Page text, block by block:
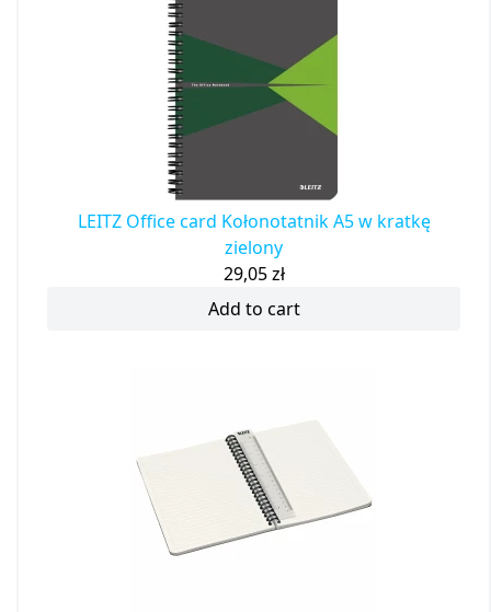
LEITZ Office card Kołonotatnik A5 w kratkę
zielony
29,05zł
Add to cart